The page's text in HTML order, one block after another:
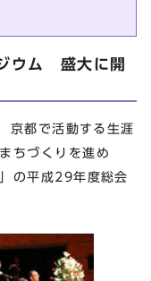
ウム 盛大に開
都で活動する生涯
ちづくりを進め
の平成29年度総会